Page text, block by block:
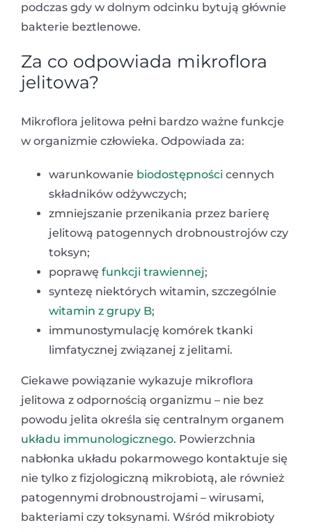
podczas gdy w dolnym odcinku bytują głównie
bakterie beztlenowe.
Za co odpowiada mikroflora
jelitowa?
Mikroflora jelitowa pełni bardzo ważne funkcje
w organizmie człowieka. Odpowiada za:
warunkowanie biodostępności cennych
składników odżywczych;
zmniejszanie przenikania przez barierę
jelitową patogennych drobnoustrojów czy
toksyn;
poprawę funkcji trawiennej;
syntezę niektórych witamin, szczególnie
witamin z grupy B;
immunostymulację komórek tkanki
limfatycznej związanej z jelitami.
Ciekawe powiązanie wykazuje mikroflora
jelitowa z odpornością organizmu – nie bez
powodu jelita określa się centralnym organem
układu immunologicznego. Powierzchnia
nabłonka układu pokarmowego kontaktuje się
nie tylko z fizjologiczną mikrobiotą, ale również
patogennymi drobnoustrojami – wirusami,
bakteriami czy toksynami. Wśród mikrobioty